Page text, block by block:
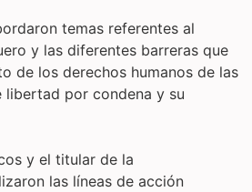
temas referentes al
y las diferentes barreras que
de los derechos humanos de las
libertad por condena y su
y el titular de la
las líneas de acción